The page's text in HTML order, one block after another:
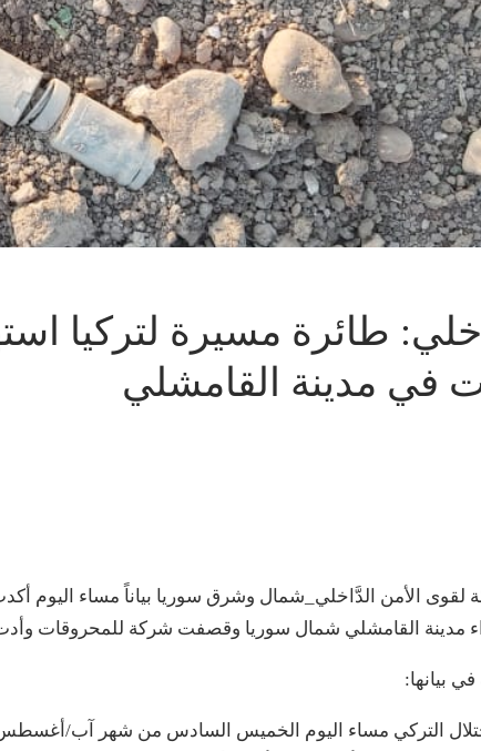
طائرة مسيرة لتركيا
في مدينة القامشلي
لقوى الأمن الدَّاخلي_شمال وشرق سوريا بياناً مساء اليوم
مدينة القامشلي شمال سوريا وقصفت شركة للمحروقات وأدت
بيانها:
التركي مساء اليوم الخميس السادس من شهر آب/